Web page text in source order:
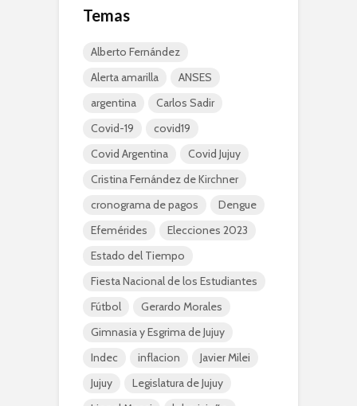
Temas
Alberto Fernández
Alerta amarilla
ANSES
argentina
Carlos Sadir
Covid-19
covid19
Covid Argentina
Covid Jujuy
Cristina Fernández de Kirchner
cronograma de pagos
Dengue
Efemérides
Elecciones 2023
Estado del Tiempo
Fiesta Nacional de los Estudiantes
Fútbol
Gerardo Morales
Gimnasia y Esgrima de Jujuy
Indec
inflacion
Javier Milei
Jujuy
Legislatura de Jujuy